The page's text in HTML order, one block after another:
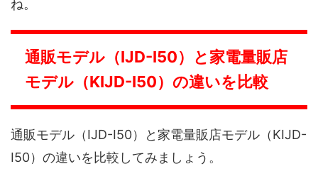
ね。
通販モデル（IJD-I50）と家電量販店
モデル（KIJD-I50）の違いを比較
通販モデル（IJD-I50）と家電量販店モデル（KIJD-
I50）の違いを比較してみましょう。